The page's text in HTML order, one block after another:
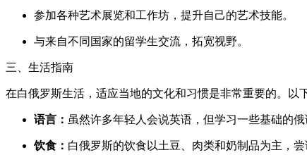
参加各种艺术展览和工作坊，提升自己的艺术技能。
与来自不同国家的留学生交流，拓宽视野。
三、生活指南
在白俄罗斯生活，适应当地的文化和习惯是非常重要的。以
语言： 虽然许多年轻人会说英语，但学习一些基础的
饮食： 白俄罗斯的饮食以土豆、肉类和奶制品为主，